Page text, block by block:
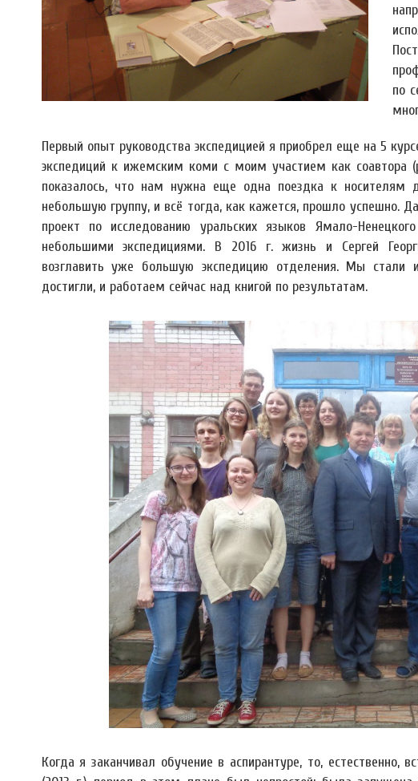
по
Первый опыт руководства экспедицией я приобрел еще на 5
экспедиций к ижемским коми с моим участием как соавтора
показалось, что нам нужна еще одна поездка к носителям
небольшую группу, и всё тогда, как кажется, прошло успешно.
проект по исследованию уральских языков Ямало-
небольшими экспедициями. В 2016 г. жизнь и Сергей
возглавить уже большую экспедицию отделения. Мы стали
достигли, и работаем сейчас над книгой по результатам.
Когда я заканчивал обучение в аспирантуре, то, естественно,